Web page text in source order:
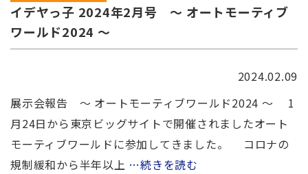
イデヤっ子 2024年2月号 ～ オートモーティブ
ワールド2024 ～
2024.02.09
展示会報告 ～ オートモーティブワールド2024 ～ 1
月24日から東京ビッグサイトで開催されましたオート
モーティブワールドに参加してきました。 コロナの
規制緩和から半年以上 …続きを読む